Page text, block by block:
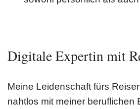
Digitale Expertin mit
Meine Leidenschaft fürs
nahtlos mit meiner beruflichen